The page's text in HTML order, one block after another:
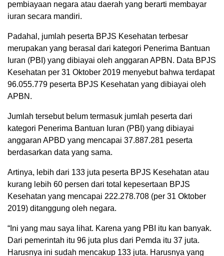
pembiayaan negara atau daerah yang berarti membayar
iuran secara mandiri.
Padahal, jumlah peserta BPJS Kesehatan terbesar
merupakan yang berasal dari kategori Penerima Bantuan
Iuran (PBI) yang dibiayai oleh anggaran APBN. Data BPJS
Kesehatan per 31 Oktober 2019 menyebut bahwa terdapat
96.055.779 peserta BPJS Kesehatan yang dibiayai oleh
APBN.
Jumlah tersebut belum termasuk jumlah peserta dari
kategori Penerima Bantuan Iuran (PBI) yang dibiayai
anggaran APBD yang mencapai 37.887.281 peserta
berdasarkan data yang sama.
Artinya, lebih dari 133 juta peserta BPJS Kesehatan atau
kurang lebih 60 persen dari total kepesertaan BPJS
Kesehatan yang mencapai 222.278.708 (per 31 Oktober
2019) ditanggung oleh negara.
“Ini yang mau saya lihat. Karena yang PBI itu kan banyak.
Dari pemerintah itu 96 juta plus dari Pemda itu 37 juta.
Harusnya ini sudah mencakup 133 juta. Harusnya yang